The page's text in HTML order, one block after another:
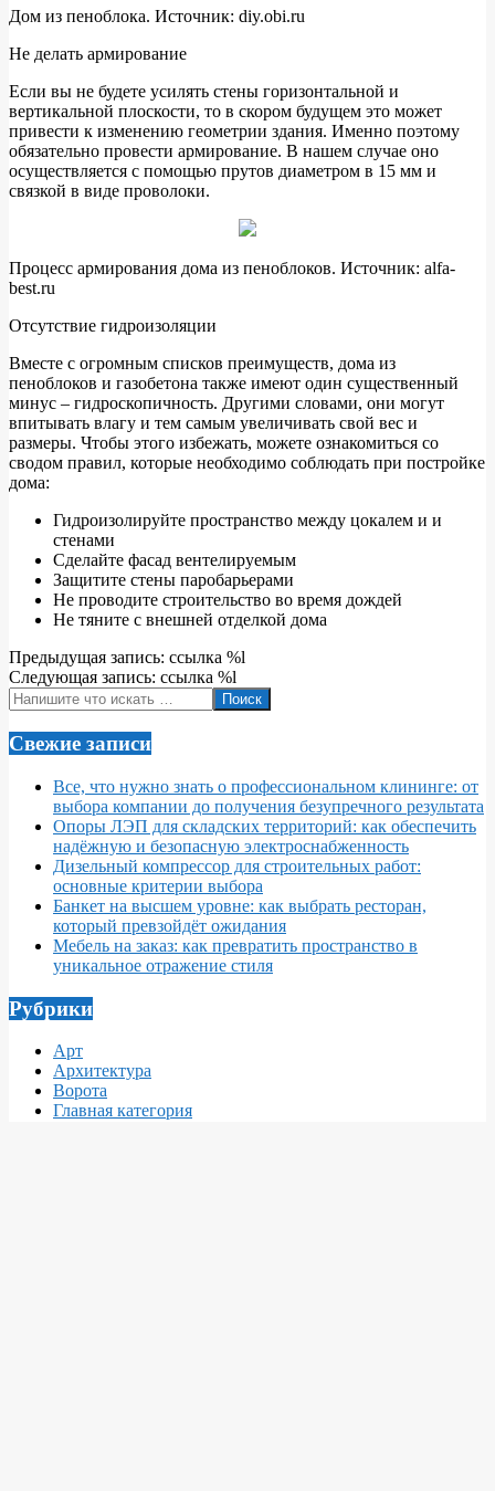
Дом из пеноблока. Источник: diy.obi.ru
Не делать армирование
Если вы не будете усилять стены горизонтальной и
вертикальной плоскости, то в скором будущем это может
привести к изменению геометрии здания. Именно поэтому
обязательно провести армирование. В нашем случае оно
осуществляется с помощью прутов диаметром в 15 мм и
связкой в виде проволоки.
Процесс армирования дома из пеноблоков. Источник: alfa-
best.ru
Отсутствие гидроизоляции
Вместе с огромным списков преимуществ, дома из
пеноблоков и газобетона также имеют один существенный
минус – гидроскопичность. Другими словами, они могут
впитывать влагу и тем самым увеличивать свой вес и
размеры. Чтобы этого избежать, можете ознакомиться со
сводом правил, которые необходимо соблюдать при постройке
дома:
Гидроизолируйте пространство между цокалем и и
стенами
Сделайте фасад вентелируемым
Защитите стены паробарьерами
Не проводите строительство во время дождей
Не тяните с внешней отделкой дома
2022-
05-
06
Предыдущая запись: ссылка %l
Следующая запись: ссылка %l
Поиск
Свежие записи
Все, что нужно знать о профессиональном клининге: от
выбора компании до получения безупречного результата
Опоры ЛЭП для складских территорий: как обеспечить
надёжную и безопасную электроснабженность
Дизельный компрессор для строительных работ:
основные критерии выбора
Банкет на высшем уровне: как выбрать ресторан,
который превзойдёт ожидания
Мебель на заказ: как превратить пространство в
уникальное отражение стиля
Рубрики
Арт
Архитектура
Ворота
Главная категория